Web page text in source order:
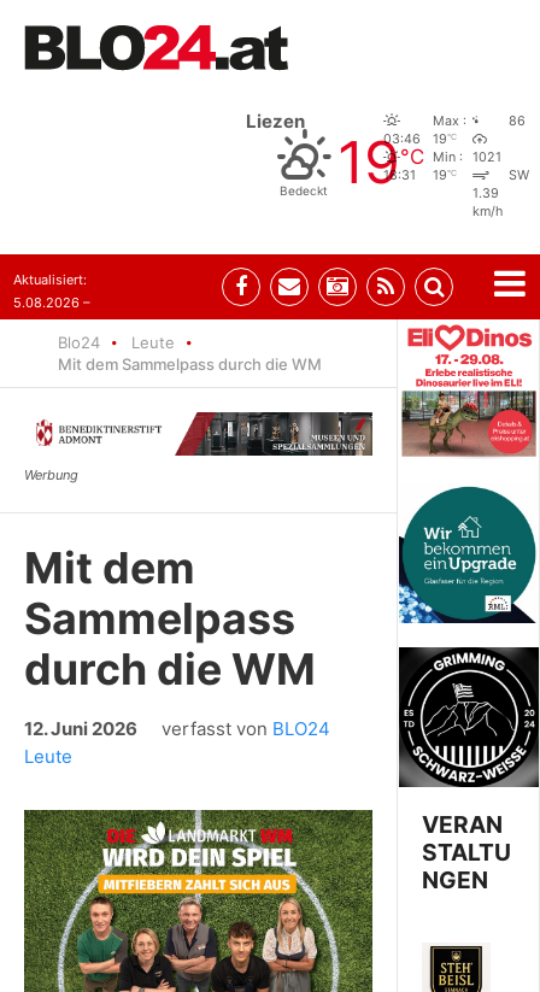
Liezen
Bedeckt 19°C
03:46
18:31
Max :
19°C
Min :
19°C
86
1021
SW
1.39
km/h
Aktualisiert:
5.08.2026 –
Blo24
Leute
Mit dem Sammelpass durch die WM
Mit dem
Sammelpass
durch die WM
12. Juni 2026 verfasst von BLO24
Leute
VERAN
STALTU
NGEN